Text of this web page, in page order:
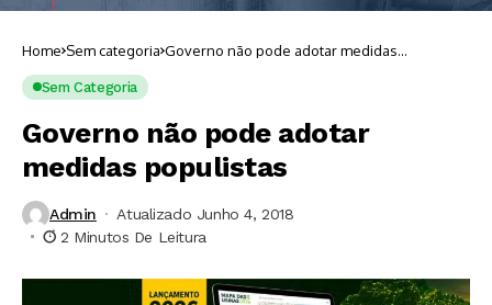
Home Sem categoria Governo não pode adotar medidas
Sem Categoria
Governo não pode adotar
medidas populistas
Admin
Atualizado Junho 4, 2018
2 Minutos De Leitura